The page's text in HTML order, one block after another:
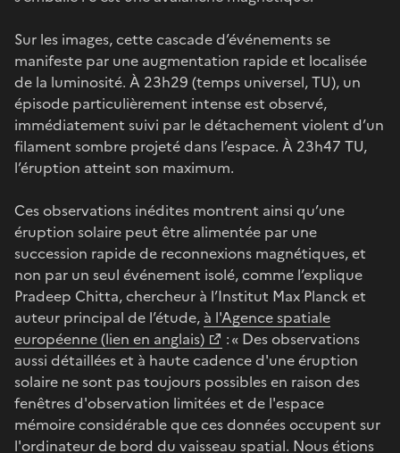
Sur les images, cette cascade d’événements se
manifeste par une augmentation rapide et localisée
de la luminosité. À 23h29 (temps universel, TU), un
épisode particulièrement intense est observé,
immédiatement suivi par le détachement violent d’un
filament sombre projeté dans l’espace. À 23h47 TU,
l’éruption atteint son maximum.
Ces observations inédites montrent ainsi qu’une
éruption solaire peut être alimentée par une
succession rapide de reconnexions magnétiques, et
non par un seul événement isolé, comme l’explique
Pradeep Chitta, chercheur à l’Institut Max Planck et
auteur principal de l’étude, à l'Agence spatiale
européenne (lien en anglais)
: « Des observations
aussi détaillées et à haute cadence d'une éruption
solaire ne sont pas toujours possibles en raison des
fenêtres d'observation limitées et de l'espace
mémoire considérable que ces données occupent sur
l'ordinateur de bord du vaisseau spatial. Nous étions